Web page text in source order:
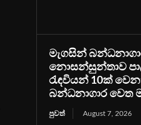
මැගසින්
නොසන්සුන්තාව
රැඳවියන් 10ක්
බන්ධනාගාර වෙත
පුවත් August 7, 2026